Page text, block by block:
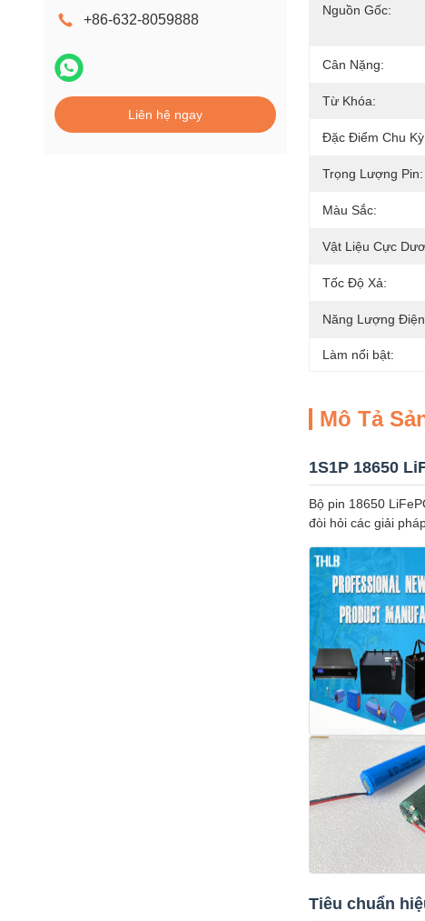
+86-632-8059888
Liên hệ ngay
Nguồn Gốc:
Cân Nặng:
Từ Khóa:
Đặc Điểm Chu
Trọng Lượng Pin:
Màu Sắc:
Vật Liệu Cực
Tốc Độ Xả:
Năng Lượng
Làm nổi bật:
Mô Tả
1S1P 18650
Bộ pin 18650
đòi hỏi các giải
Tiêu chuẩn